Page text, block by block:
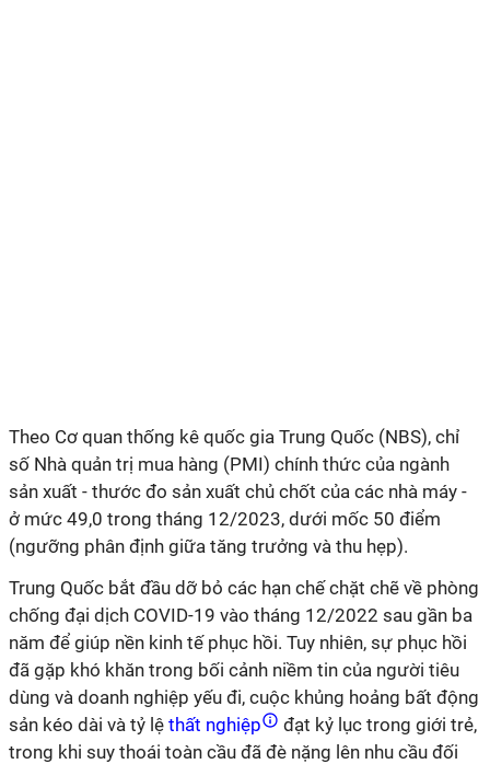
Theo Cơ quan thống kê quốc gia Trung Quốc (NBS), chỉ
số Nhà quản trị mua hàng (PMI) chính thức của ngành
sản xuất - thước đo sản xuất chủ chốt của các nhà máy -
ở mức 49,0 trong tháng 12/2023, dưới mốc 50 điểm
(ngưỡng phân định giữa tăng trưởng và thu hẹp).
Trung Quốc bắt đầu dỡ bỏ các hạn chế chặt chẽ về phòng
chống đại dịch COVID-19 vào tháng 12/2022 sau gần ba
năm để giúp nền kinh tế phục hồi. Tuy nhiên, sự phục hồi
đã gặp khó khăn trong bối cảnh niềm tin của người tiêu
dùng và doanh nghiệp yếu đi, cuộc khủng hoảng bất động
sản kéo dài và tỷ lệ thất nghiệp
đạt kỷ lục trong giới trẻ,
trong khi suy thoái toàn cầu đã đè nặng lên nhu cầu đối